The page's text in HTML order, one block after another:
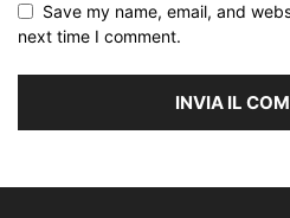
Save my name, email, and
next time I comment.